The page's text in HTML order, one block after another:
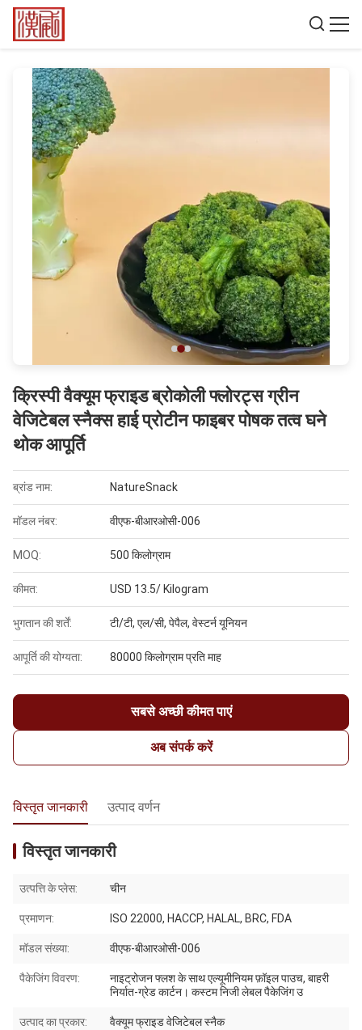
क्रिस्पी वैक्यूम फ्राइड ब्रोकोली फ्लोरट्स ग्रीन
वेजिटेबल स्नैक्स हाई प्रोटीन फाइबर पोषक तत्व घने
थोक आपूर्ति
ब्रांड नाम: NatureSnack
मॉडल नंबर: वीएफ-बीआरओसी-006
MOQ: 500 किलोग्राम
कीमत: USD 13.5/ Kilogram
भुगतान की शर्तें: टी/टी, एल/सी, पेपैल, वेस्टर्न यूनियन
आपूर्ति की योग्यता: 80000 किलोग्राम प्रति माह
सबसे अच्छी कीमत पाएं
अब संपर्क करें
विस्तृत जानकारी उत्पाद वर्णन
विस्तृत जानकारी
उत्पत्ति के प्लेस: चीन
प्रमाणन: ISO 22000, HACCP, HALAL, BRC, FDA
मॉडल संख्या: वीएफ-बीआरओसी-006
पैकेजिंग विवरण:
नाइट्रोजन फ्लश के साथ एल्यूमीनियम फ़ॉइल पाउच, बाहरी
निर्यात-ग्रेड कार्टन। कस्टम निजी लेबल पैकेजिंग उ
उत्पाद का प्रकार: वैक्यूम फ्राइड वेजिटेबल स्नैक